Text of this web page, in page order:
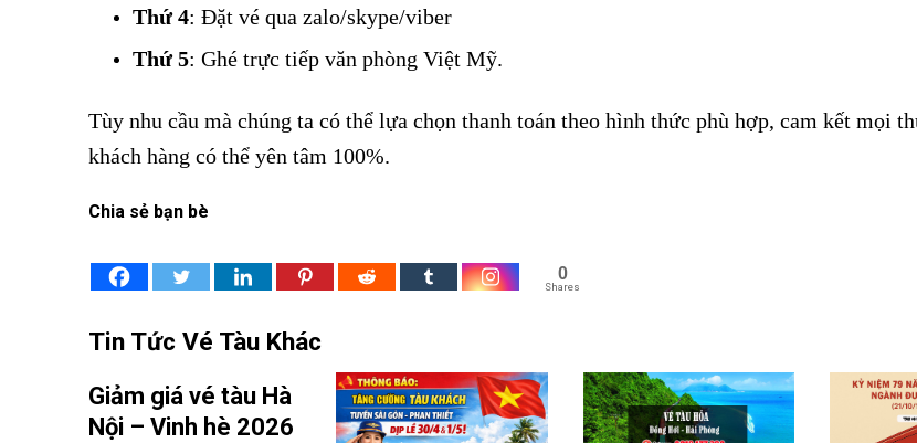
Thứ 4: Đặt vé qua zalo/skype/viber
Thứ 5: Ghé trực tiếp văn phòng Việt Mỹ.
Tùy nhu cầu mà chúng ta có thể lựa chọn thanh toán theo hình thức phù hợp, cam kết mọi
khách hàng có thể yên tâm 100%.
Chia sẻ bạn bè
0
Shares
Tin Tức Vé Tàu Khác
Giảm giá vé tàu Hà
Nội – Vinh hè 2026